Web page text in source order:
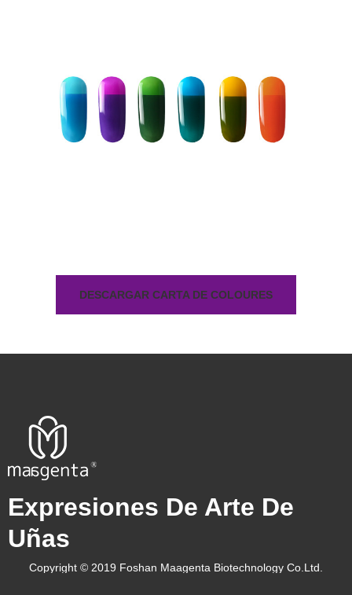
DESCARGAR CARTA DE COLOURES
Expresiones De Arte De
Uñas
Copyright © 2019 Foshan Maagenta Biotechnology Co.Ltd.